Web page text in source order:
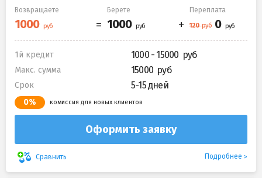
Возвращаете Берете Переплата
1й кредит 1000 - 15000
Макс. сумма 15000
Срок 5-15 дней
0% комиссия для новых клиентов
Оформить заявку
Сравнить Подробнее